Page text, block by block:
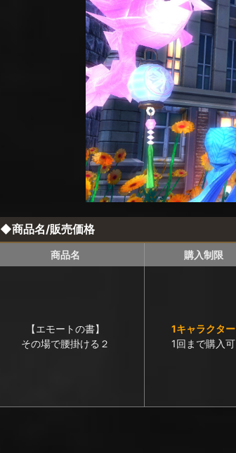
◆商品名/販売価格
商品名 購入制限
【エモートの書】
その場で腰掛ける２
1キャラクター
1回まで購入可